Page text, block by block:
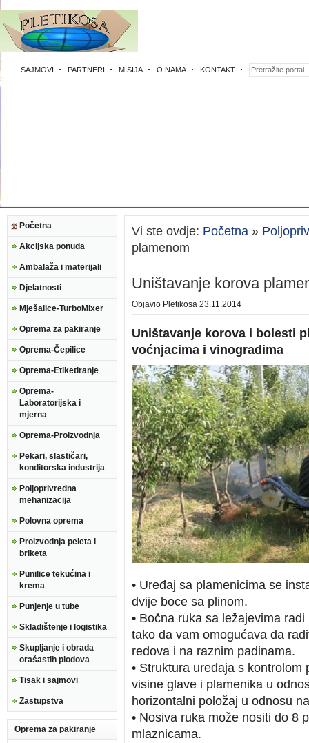
SAJMOVI PARTNERI MISIJA O NAMA KONTAKT
Početna
Akcijska ponuda
Ambalaža i materijali
Djelatnosti
Mješalice-TurboMixer
Oprema za pakiranje
Oprema-Čepilice
Oprema-Etiketiranje
Oprema-
Laboratorijska i
mjerna
Oprema-Proizvodnja
Pekari, slastičari,
konditorska industrija
Poljoprivredna
mehanizacija
Polovna oprema
Proizvodnja peleta i
briketa
Punilice tekućina i
krema
Punjenje u tube
Skladištenje i logistika
Skupljanje i obrada
orašastih plodova
Tisak i sajmovi
Zastupstva
Oprema za pakiranje
Vi ste ovdje: Početna »
plamenom
Uništavanje korova
Objavio Pletikosa 23.11.2014
Uništavanje korova i bolesti
voćnjacima i vinogradima
• Uređaj sa plamenicima se
dvije boce sa plinom.
• Bočna ruka sa ležajevima
tako da vam omogućava da
redova i na raznim padinama.
• Struktura uređaja s
visine glave i plamenika u
horizontalni položaj u odnosu
• Nosiva ruka može nositi do 8
mlaznicama.